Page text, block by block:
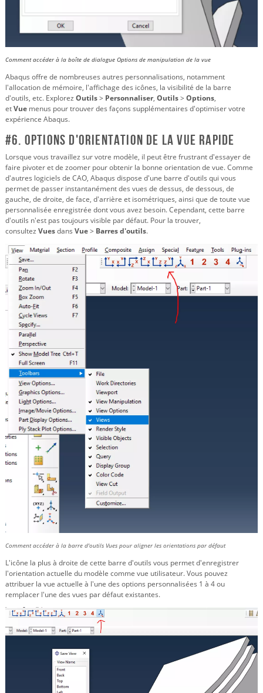
Comment accéder à la boîte de dialogue Options de manipulation de la vue
Abaqus offre de nombreuses autres personnalisations, notamment
l'allocation de mémoire, l'affichage des icônes, la visibilité de la barre
d'outils, etc. Explorez Outils> Personnaliser, Outils> Options,
etVue menus pour trouver des façons supplémentaires d'optimiser votre
expérience Abaqus.
#6. Options d'orientation de la vue rapide
Lorsque vous travaillez sur votre modèle, il peut être frustrant d'essayer de
faire pivoter et de zoomer pour obtenir la bonne orientation de vue. Comme
d'autres logiciels de CAO, Abaqus dispose d'une barre d'outils qui vous
permet de passer instantanément des vues de dessus, de dessous, de
gauche, de droite, de face, d'arrière et isométriques, ainsi que de toute vue
personnalisée enregistrée dont vous avez besoin. Cependant, cette barre
d'outils n'est pas toujours visible par défaut. Pour la trouver,
consultez Vuesdans Vue> Barres d'outils.
Comment accéder à la barre d'outils Vues pour aligner les orientations par défaut
L'icône la plus à droite de cette barre d'outils vous permet d'enregistrer
l'orientation actuelle du modèle comme vue utilisateur. Vous pouvez
attribuer la vue actuelle à l'une des options personnalisées 1 à 4 ou
remplacer l'une des vues par défaut existantes.